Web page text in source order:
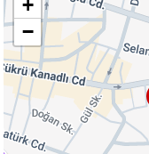
Samandağ
Yayladağı
Payas
Arsuz
Antakya
+
−